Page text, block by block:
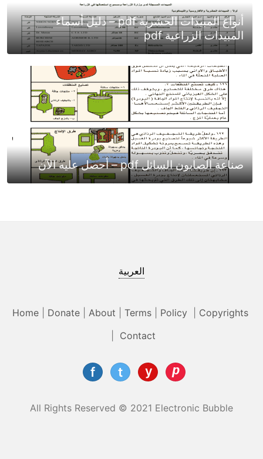
أنواع المبيدات الحشرية pdf – دليل أسماء
المبيدات الزراعية pdf
صناعة الصابون السائل pdf – أحصل عليه الآن
العربية
Home| Donate| About Terms| Policy
Copyrights
Contact
All Rights Reserved © 2021 Electronic Bubble